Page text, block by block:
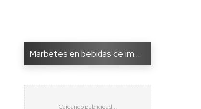
Marbetes en bebidas de im...